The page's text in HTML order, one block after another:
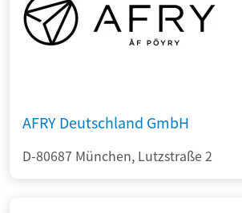
AFRY Deutschland GmbH
D-80687 München, Lutzstraße 2